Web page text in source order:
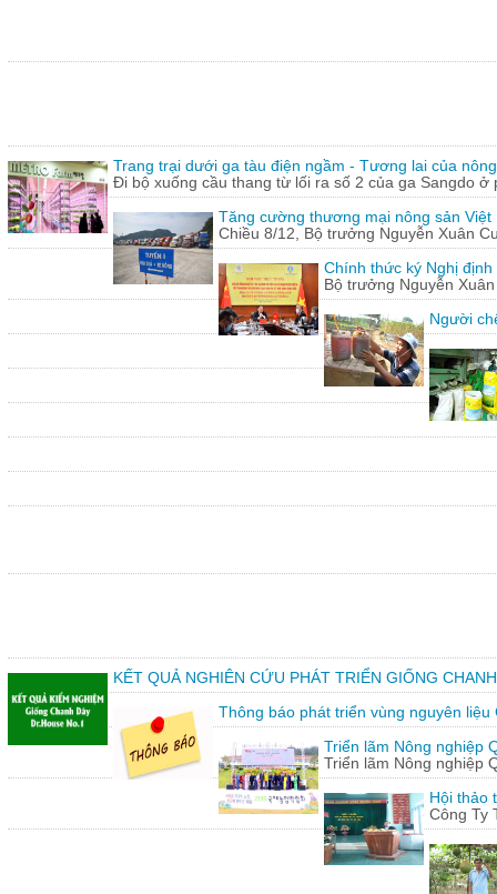
Trang trại dưới ga tàu điện ngầm - Tương lai của
Đi bộ xuống cầu thang từ lối ra số 2 của ga Sangdo ở
Tăng cường thương mại nông sản Việt
Chiều 8/12, Bộ trưởng Nguyễn Xuân
Chính thức ký Nghị
Bộ trưởng Nguyễn
Người
KẾT QUẢ NGHIÊN CỨU PHÁT TRIỂN GIỐNG
Thông báo phát triển vùng nguyên liệu
Triển lãm Nông nghiệp
Triển lãm Nông nghiệp
Hội thảo
Công Ty